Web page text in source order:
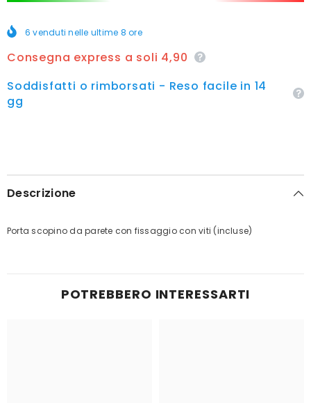
6 venduti nelle ultime 8 ore
Consegna express a soli 4,90
Soddisfatti o rimborsati - Reso facile in 14
gg
Descrizione
Porta scopino da parete con fissaggio con viti (incluse)
POTREBBERO INTERESSARTI